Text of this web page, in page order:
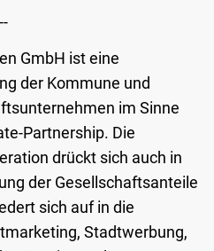
GmbH ist eine
der Kommune und
im Sinne
Partnership. Die
drückt sich auch in
der Gesellschaftsanteile
sich auf in die
Stadtwerbung,